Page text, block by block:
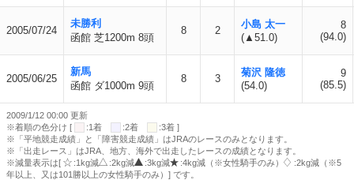
2005/07/24
未勝利
函館 芝1200m 8頭
8 2
小島 太一
(▲51.0)
8
(94.0)
2005/06/25
新馬
函館 ダ1000m 9頭
8 3
菊沢 隆徳
(54.0)
9
(85.5)
2009/1/12 00:00 更新
※着順の色分け [
:1着 :2着
:3着 ]
※「平地競走成績」と「障害競走成績」はJRAのレースのみとなります。
※「出走レース」はJRA、地方、海外で出走したレースの成績となります。
※減量表示は[
:1kg減 :2kg減 :3kg減 :4kg減（※女性騎手のみ）
:2kg減（※5
年以上、又は101勝以上の女性騎手のみ）] です。